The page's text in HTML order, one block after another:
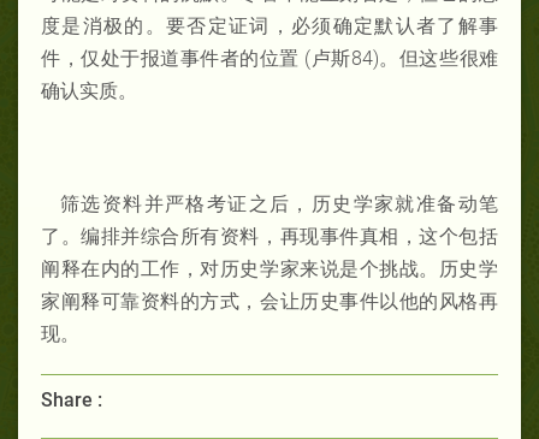
度是消极的。要否定证词，必须确定默认者了解事
件，仅处于报道事件者的位置 (卢斯84)。但这些很难
确认实质。
筛选资料并严格考证之后， 历史学家就准备动笔
了。编排并综合所有资料，再现事件真相，这个包括
阐释在内的工作，对历史学家来说是个挑战。 历史学
家阐释可靠资料的方式，会让历史事件以他的 风格再
现。
Share :